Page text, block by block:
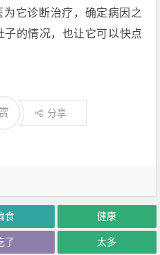
为它诊断治疗，确定病因之
的情况，也让它可以快点
分享
食 健康
了 太多